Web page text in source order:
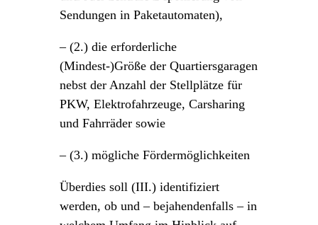
Sendungen in Paketautomaten),
– (2.) die erforderliche
(Mindest-)Größe der Quartiersgaragen
nebst der Anzahl der Stellplätze für
PKW, Elektrofahrzeuge, Carsharing
und Fahrräder sowie
– (3.) mögliche Fördermöglichkeiten
Überdies soll (III.) identifiziert
werden, ob und – bejahendenfalls – in